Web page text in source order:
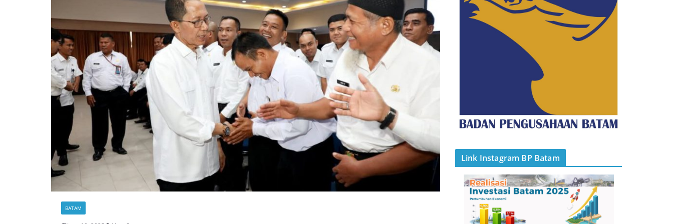
BATAM
Link Instagram BP Batam